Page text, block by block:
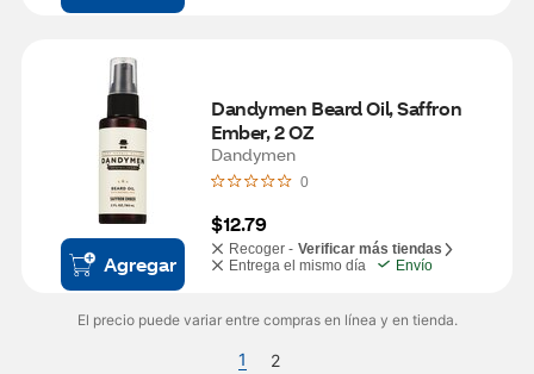
Agregar
Dandymen Beard Oil, Saffron
Ember, 2 OZ
Dandymen
0
$12.79
Recoger - Verificar más tiendas
Entrega el mismo día
Envío
El precio puede variar entre compras en línea y en tienda.
1 2